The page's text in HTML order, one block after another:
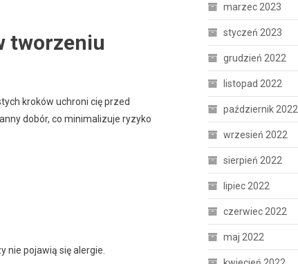
tworzeniu
kroków uchroni cię przed
dobór, co minimalizuje ryzyko
nie pojawią się alergie.
marzec 2023
styczeń 2023
grudzień 2022
listopad 2022
październik 2022
wrzesień 2022
sierpień 2022
lipiec 2022
czerwiec 2022
maj 2022